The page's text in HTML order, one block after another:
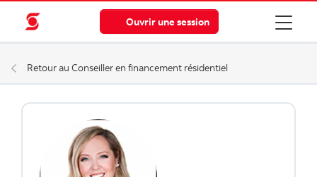
Ouvrir une session
Retour au Conseiller en financement résidentiel